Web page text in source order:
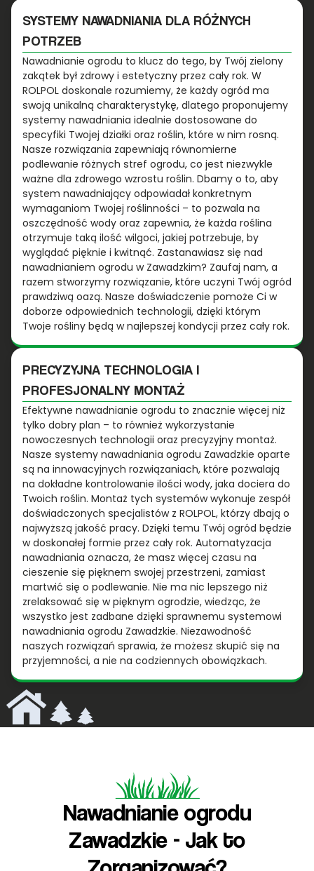
SYSTEMY NAWADNIANIA DLA RÓŻNYCH
POTRZEB
Nawadnianie ogrodu to klucz do tego, by Twój zielony
zakątek był zdrowy i estetyczny przez cały rok. W
ROLPOL doskonale rozumiemy, że każdy ogród ma
swoją unikalną charakterystykę, dlatego proponujemy
systemy nawadniania idealnie dostosowane do
specyfiki Twojej działki oraz roślin, które w nim rosną.
Nasze rozwiązania zapewniają równomierne
podlewanie różnych stref ogrodu, co jest niezwykle
ważne dla zdrowego wzrostu roślin. Dbamy o to, aby
system nawadniający odpowiadał konkretnym
wymaganiom Twojej roślinności – to pozwala na
oszczędność wody oraz zapewnia, że każda roślina
otrzymuje taką ilość wilgoci, jakiej potrzebuje, by
wyglądać pięknie i kwitnąć. Zastanawiasz się nad
nawadnianiem ogrodu w Zawadzkim? Zaufaj nam, a
razem stworzymy rozwiązanie, które uczyni Twój ogród
prawdziwą oazą. Nasze doświadczenie pomoże Ci w
doborze odpowiednich technologii, dzięki którym
Twoje rośliny będą w najlepszej kondycji przez cały rok.
PRECYZYJNA TECHNOLOGIA I
PROFESJONALNY MONTAŻ
Efektywne nawadnianie ogrodu to znacznie więcej niż
tylko dobry plan – to również wykorzystanie
nowoczesnych technologii oraz precyzyjny montaż.
Nasze systemy nawadniania ogrodu Zawadzkie oparte
są na innowacyjnych rozwiązaniach, które pozwalają
na dokładne kontrolowanie ilości wody, jaka dociera do
Twoich roślin. Montaż tych systemów wykonuje zespół
doświadczonych specjalistów z ROLPOL, którzy dbają o
najwyższą jakość pracy. Dzięki temu Twój ogród będzie
w doskonałej formie przez cały rok. Automatyzacja
nawadniania oznacza, że masz więcej czasu na
cieszenie się pięknem swojej przestrzeni, zamiast
martwić się o podlewanie. Nie ma nic lepszego niż
zrelaksować się w pięknym ogrodzie, wiedząc, że
wszystko jest zadbane dzięki sprawnemu systemowi
nawadniania ogrodu Zawadzkie. Niezawodność
naszych rozwiązań sprawia, że możesz skupić się na
przyjemności, a nie na codziennych obowiązkach.
Nawadnianie ogrodu
Zawadzkie - Jak to